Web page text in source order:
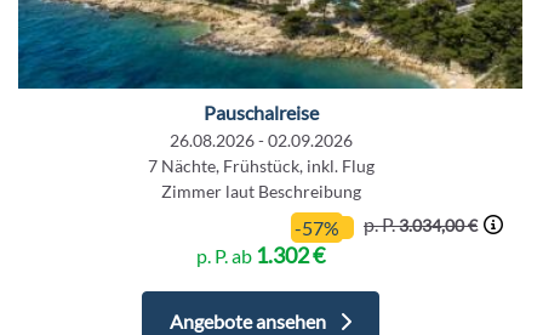
Pauschalreise
26.08.2026 - 02.09.2026
7 Nächte, Frühstück, inkl. Flug
Zimmer laut Beschreibung
-57% p. P.3.034,00 €
p. P. ab 1.302 €
Angebote ansehen